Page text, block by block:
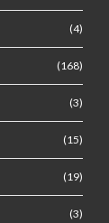
(4)
(168)
(3)
(15)
(19)
(3)